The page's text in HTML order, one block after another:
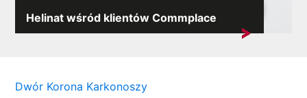
Helinat wśród klientów Commplace
Miło nam poinformować, że do grona naszych klientów
Dwór Korona Karkonoszy